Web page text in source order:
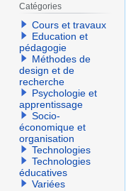
Catégories
Cours et travaux
Education et
pédagogie
Méthodes de
design et de
recherche
Psychologie et
apprentissage
Socio-
économique et
organisation
Technologies
Technologies
éducatives
Variées